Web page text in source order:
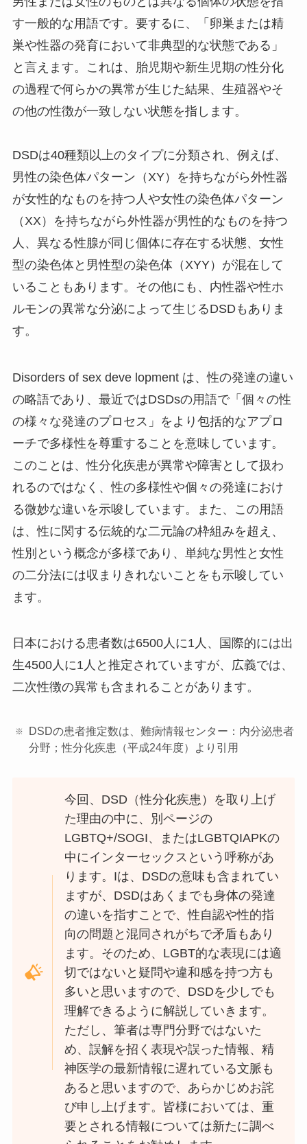
す一般的な用語です。要するに、「卵巣または精
巣や性器の発育において非典型的な状態である」
と言えます。これは、胎児期や新生児期の性分化
の過程で何らかの異常が生じた結果、生殖器やそ
の他の性徴が一致しない状態を指します。
DSDは40種類以上のタイプに分類され、例えば、
男性の染色体パターン（XY）を持ちながら外性器
が女性的なものを持つ人や女性の染色体パターン
（XX）を持ちながら外性器が男性的なものを持つ
人、異なる性腺が同じ個体に存在する状態、女性
型の染色体と男性型の染色体（XYY）が混在して
いることもあります。その他にも、内性器や性ホ
ルモンの異常な分泌によって生じるDSDもありま
す。
Disorders of sex deve lopment は、性の発達の違い
の略語であり、最近ではDSDsの用語で「個々の性
の様々な発達のプロセス」をより包括的なアプロ
ーチで多様性を尊重することを意味しています。
このことは、性分化疾患が異常や障害として扱わ
れるのではなく、性の多様性や個々の発達におけ
る微妙な違いを示唆しています。また、この用語
は、性に関する伝統的な二元論の枠組みを超え、
性別という概念が多様であり、単純な男性と女性
の二分法には収まりきれないことをも示唆してい
ます。
日本における患者数は6500人に1人、国際的には出
生4500人に1人と推定されていますが、広義では、
二次性徴の異常も含まれることがあります。
DSDの患者推定数は、難病情報センター：内分泌患者
分野；性分化疾患（平成24年度）より引用
今回、DSD（性分化疾患）を取り上げ
た理由の中に、別ページの
LGBTQ+/SOGI、またはLGBTQIAPKの
中にインターセックスという呼称があ
ります。Iは、DSDの意味も含まれてい
ますが、DSDはあくまでも身体の発達
の違いを指すことで、性自認や性的指
向の問題と混同されがちで矛盾もあり
ます。そのため、LGBT的な表現には適
切ではないと疑問や違和感を持つ方も
多いと思いますので、DSDを少しでも
理解できるように解説していきます。
ただし、筆者は専門分野ではないた
め、誤解を招く表現や誤った情報、精
神医学の最新情報に遅れている文脈も
あると思いますので、あらかじめお詫
び申し上げます。皆様においては、重
要とされる情報については新たに調べ